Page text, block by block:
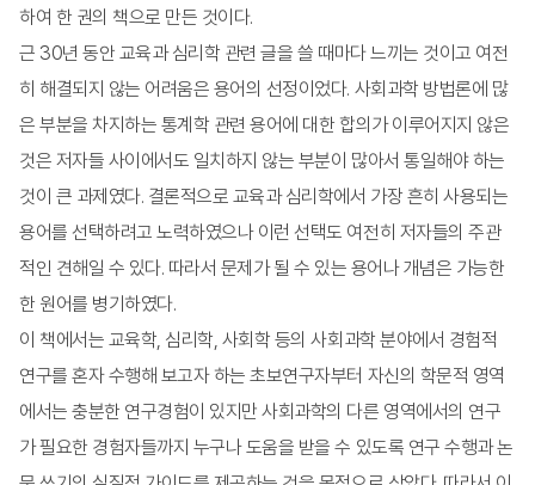
하여 한 권의 책으로 만든 것이다.
근 30년 동안 교육과 심리학 관련 글을 쓸 때마다 느끼는 것이고 여전
히 해결되지 않는 어려움은 용어의 선정이었다. 사회과학 방법론에 많
은 부분을 차지하는 통계학 관련 용어에 대한 합의가 이루어지지 않은
것은 저자들 사이에서도 일치하지 않는 부분이 많아서 통일해야 하는
것이 큰 과제였다. 결론적으로 교육과 심리학에서 가장 흔히 사용되는
용어를 선택하려고 노력하였으나 이런 선택도 여전히 저자들의 주관
적인 견해일 수 있다. 따라서 문제가 될 수 있는 용어나 개념은 가능한
한 원어를 병기하였다.
이 책에서는 교육학, 심리학, 사회학 등의 사회과학 분야에서 경험적
연구를 혼자 수행해 보고자 하는 초보연구자부터 자신의 학문적 영역
에서는 충분한 연구경험이 있지만 사회과학의 다른 영역에서의 연구
가 필요한 경험자들까지 누구나 도움을 받을 수 있도록 연구 수행과 논